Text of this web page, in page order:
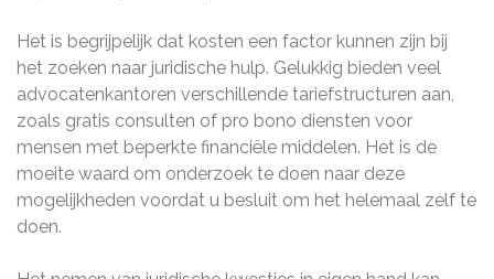
Het is begrijpelijk dat kosten een factor kunnen zijn bij
het zoeken naar juridische hulp. Gelukkig bieden veel
advocatenkantoren verschillende tariefstructuren aan,
zoals gratis consulten of pro bono diensten voor
mensen met beperkte financiële middelen. Het is de
moeite waard om onderzoek te doen naar deze
mogelijkheden voordat u besluit om het helemaal zelf te
doen.